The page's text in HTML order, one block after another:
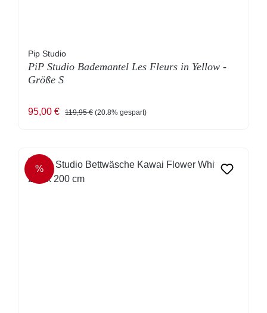
Pip Studio
PiP Studio Bademantel Les Fleurs in Yellow -
Größe S
Verkaufspreis:
95,00 € Regulärer Preis:
119,95 € (20.8% gespart)
RABATT
%